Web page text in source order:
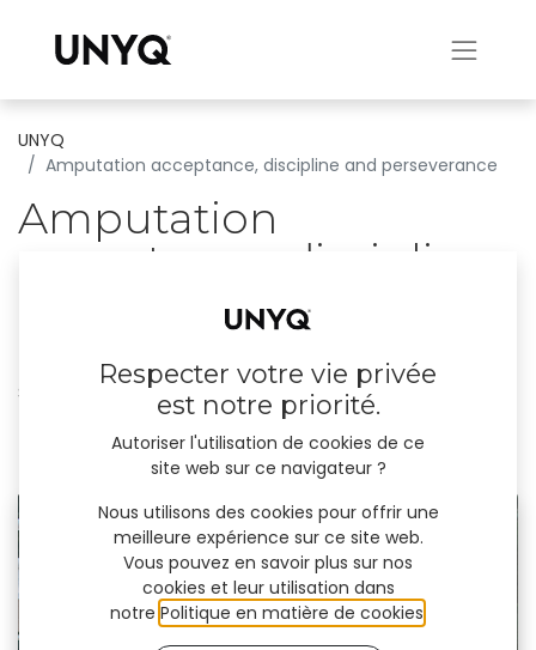
UNYQ
Amputation acceptance, discipline and perseverance
Amputation
acceptance, discipline
and perseverance
Paul is a motivational speaker, writer and
sportsperson who defines himself as a
passionate risk-taker and dreamer.
22 décembre 2023 parUNYQ
Respecter votre vie privée
est notre priorité.
Autoriser l'utilisation de cookies de ce
site web sur ce navigateur ?
Nous utilisons des cookies pour offrir une
meilleure expérience sur ce site web.
Vous pouvez en savoir plus sur nos
cookies et leur utilisation dans
notre Politique en matière de cookies